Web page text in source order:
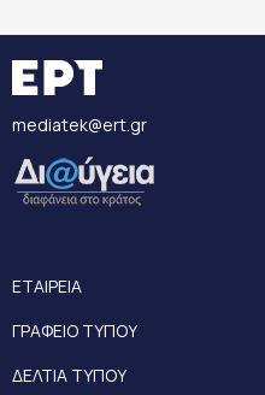
mediatek@ert.gr
ΕΤΑΙΡΕΙΑ
ΓΡΑΦΕΙΟ ΤΥΠΟΥ
ΔΕΛΤΙΑ ΤΥΠΟΥ